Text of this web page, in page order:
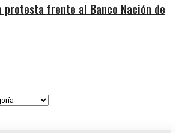
protesta frente al Banco Nación de